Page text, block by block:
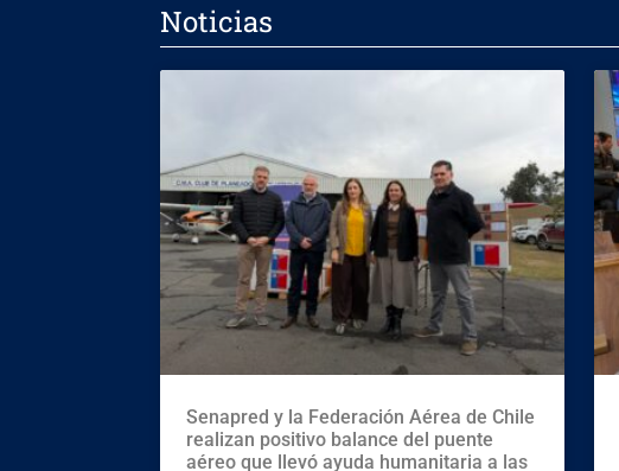
Noticias
Senapred y la Federación Aérea de Chile
realizan positivo balance del puente
aéreo que llevó ayuda humanitaria a las